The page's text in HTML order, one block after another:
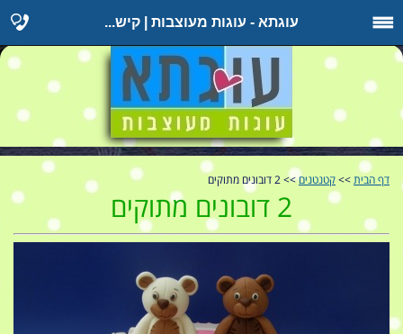
עוגתא - עוגות מעוצבות | קיש...
דף הבית >> קטנטנים>> 2 דובונים מתוקים
2 דובונים מתוקים